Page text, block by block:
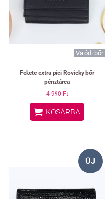
Valódi bőr
Fekete extra pici Rovicky bőr
pénztárca
4 990 Ft
 KOSÁRBA
ÚJ